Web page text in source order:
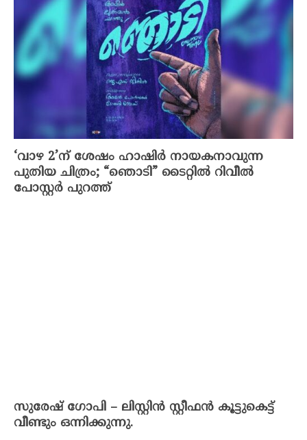
‘വാഴ 2’ന് ശേഷം ഹാഷിർ നായകനാവുന്ന
പുതിയ ചിത്രം; “ഞൊടി” ടൈറ്റിൽ റിവീൽ
പോസ്റ്റർ പുറത്ത്
സുരേഷ് ഗോപി – ലിസ്റ്റിൻ സ്റ്റീഫൻ കൂട്ടുകെട്ട്
വീണ്ടും ഒന്നിക്കുന്നു.